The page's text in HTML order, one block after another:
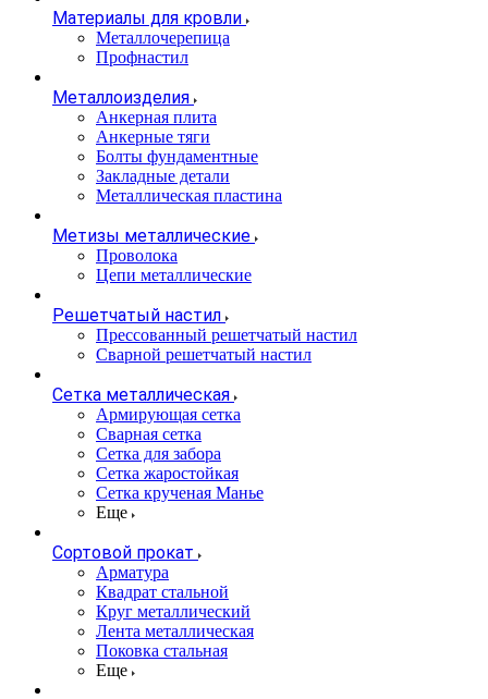
Материалы для кровли
Металлочерепица
Профнастил
Металлоизделия
Анкерная плита
Анкерные тяги
Болты фундаментные
Закладные детали
Металлическая пластина
Метизы металлические
Проволока
Цепи металлические
Решетчатый настил
Прессованный решетчатый настил
Сварной решетчатый настил
Сетка металлическая
Армирующая сетка
Сварная сетка
Сетка для забора
Сетка жаростойкая
Сетка крученая Манье
Еще
Сортовой прокат
Арматура
Квадрат стальной
Круг металлический
Лента металлическая
Поковка стальная
Еще